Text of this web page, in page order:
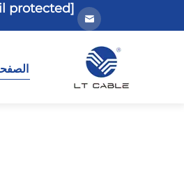
[email protected]